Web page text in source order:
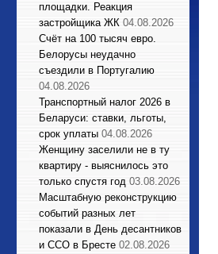
площадки. Реакция
застройщика ЖК 04.08.2026
Счёт на 100 тысяч евро.
Белорусы неудачно
съездили в Португалию
04.08.2026
Транспортный налог 2026 в
Беларуси: ставки, льготы,
срок уплаты 04.08.2026
Женщину заселили не в ту
квартиру - выяснилось это
только спустя год 03.08.2026
Масштабную реконструкцию
событий разных лет
показали в День десантников
и ССО в Бресте 02.08.2026